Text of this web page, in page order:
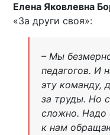
Елена Яковлевна
«За други своя»:
– Мы
педагогов. И
эту команду,
за труды. Но
сложно. Надо
к нам